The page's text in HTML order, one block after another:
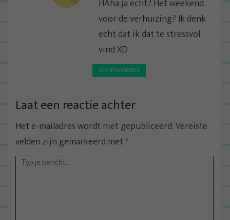
HAha ja echt? Het weekend
voor de verhuizing? Ik denk
echt dat ik dat te stressvol
vind XD
BEANTWOORDEN
Laat een reactie achter
Het e-mailadres wordt niet gepubliceerd.Vereiste
velden zijn gemarkeerd met*